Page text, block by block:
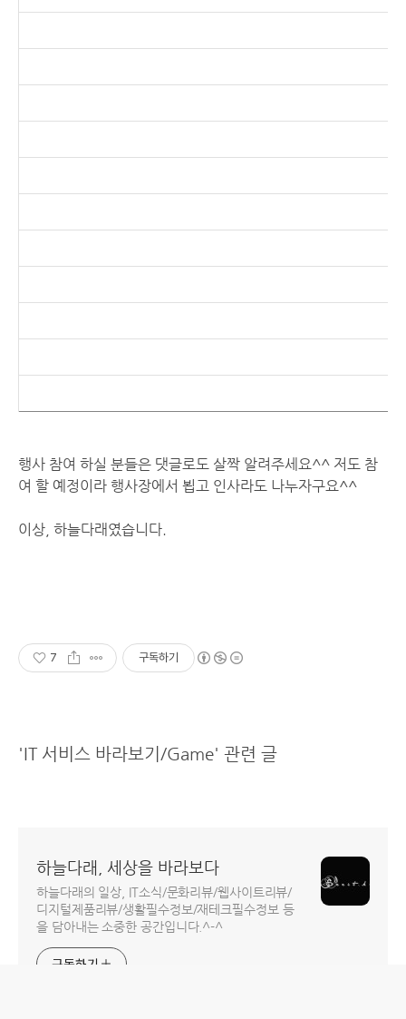
행사 참여 하실 분들은 댓글로도 살짝 알려주세요^^ 저도 참
여 할 예정이라 행사장에서 뵙고 인사라도 나누자구요^^
이상, 하늘다래였습니다.
7 구독하기
'IT 서비스 바라보기/Game' 관련 글
하늘다래, 세상을 바라보다
하늘다래의 일상, IT소식/문화리뷰/웹사이트리뷰/
디지털제품리뷰/생활필수정보/재테크필수정보 등
을 담아내는 소중한 공간입니다.^-^
구독하기